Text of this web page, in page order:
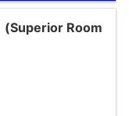
(Superior Room